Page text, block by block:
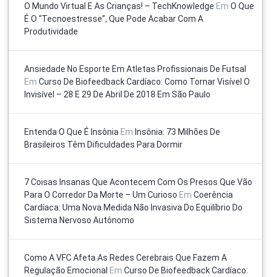
O Mundo Virtual E As Crianças! – TechKnowledge Em O Que
É O “tecnoestresse”, Que Pode Acabar Com A
Produtividade
Ansiedade No Esporte Em Atletas Profissionais De Futsal
Em Curso De Biofeedback Cardíaco: Como Tornar Visível O
Invisível – 28 E 29 De Abril De 2018 Em São Paulo
Entenda O Que É Insônia Em Insônia: 73 Milhões De
Brasileiros Têm Dificuldades Para Dormir
7 Coisas Insanas Que Acontecem Com Os Presos Que Vão
Para O Corredor Da Morte – Um Curioso Em Coerência
Cardíaca: Uma Nova Medida Não Invasiva Do Equilíbrio Do
Sistema Nervoso Autônomo
Como A VFC Afeta As Redes Cerebrais Que Fazem A
Regulação Emocional Em Curso De Biofeedback Cardíaco: